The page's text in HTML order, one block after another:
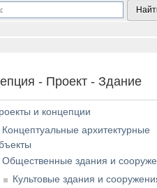
- Проект - Здание
и концепции
Концептуальные архитектурные
Общественные здания и
Культовые здания и